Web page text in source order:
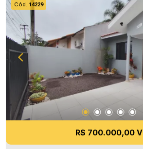
Cód. 14229
R$ 700.000,00 V